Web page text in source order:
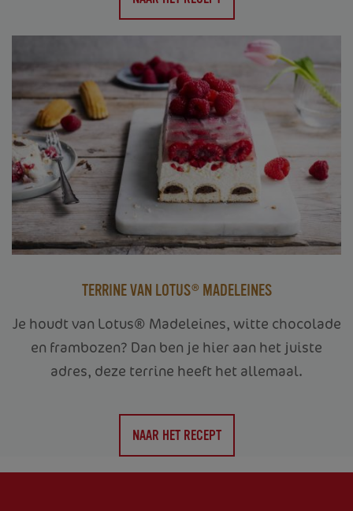
TERRINE VAN LOTUS® MADELEINES
Je houdt van Lotus® Madeleines, witte chocolade
en frambozen? Dan ben je hier aan het juiste
adres, deze terrine heeft het allemaal.
NAAR HET RECEPT